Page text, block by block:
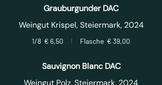
Grauburgunder DAC
Weingut Krispel, Steiermark, 2024
1/8 € 6,50 Flasche € 39,00
Sauvignon Blanc DAC
Weingut Polz, Steiermark, 2024